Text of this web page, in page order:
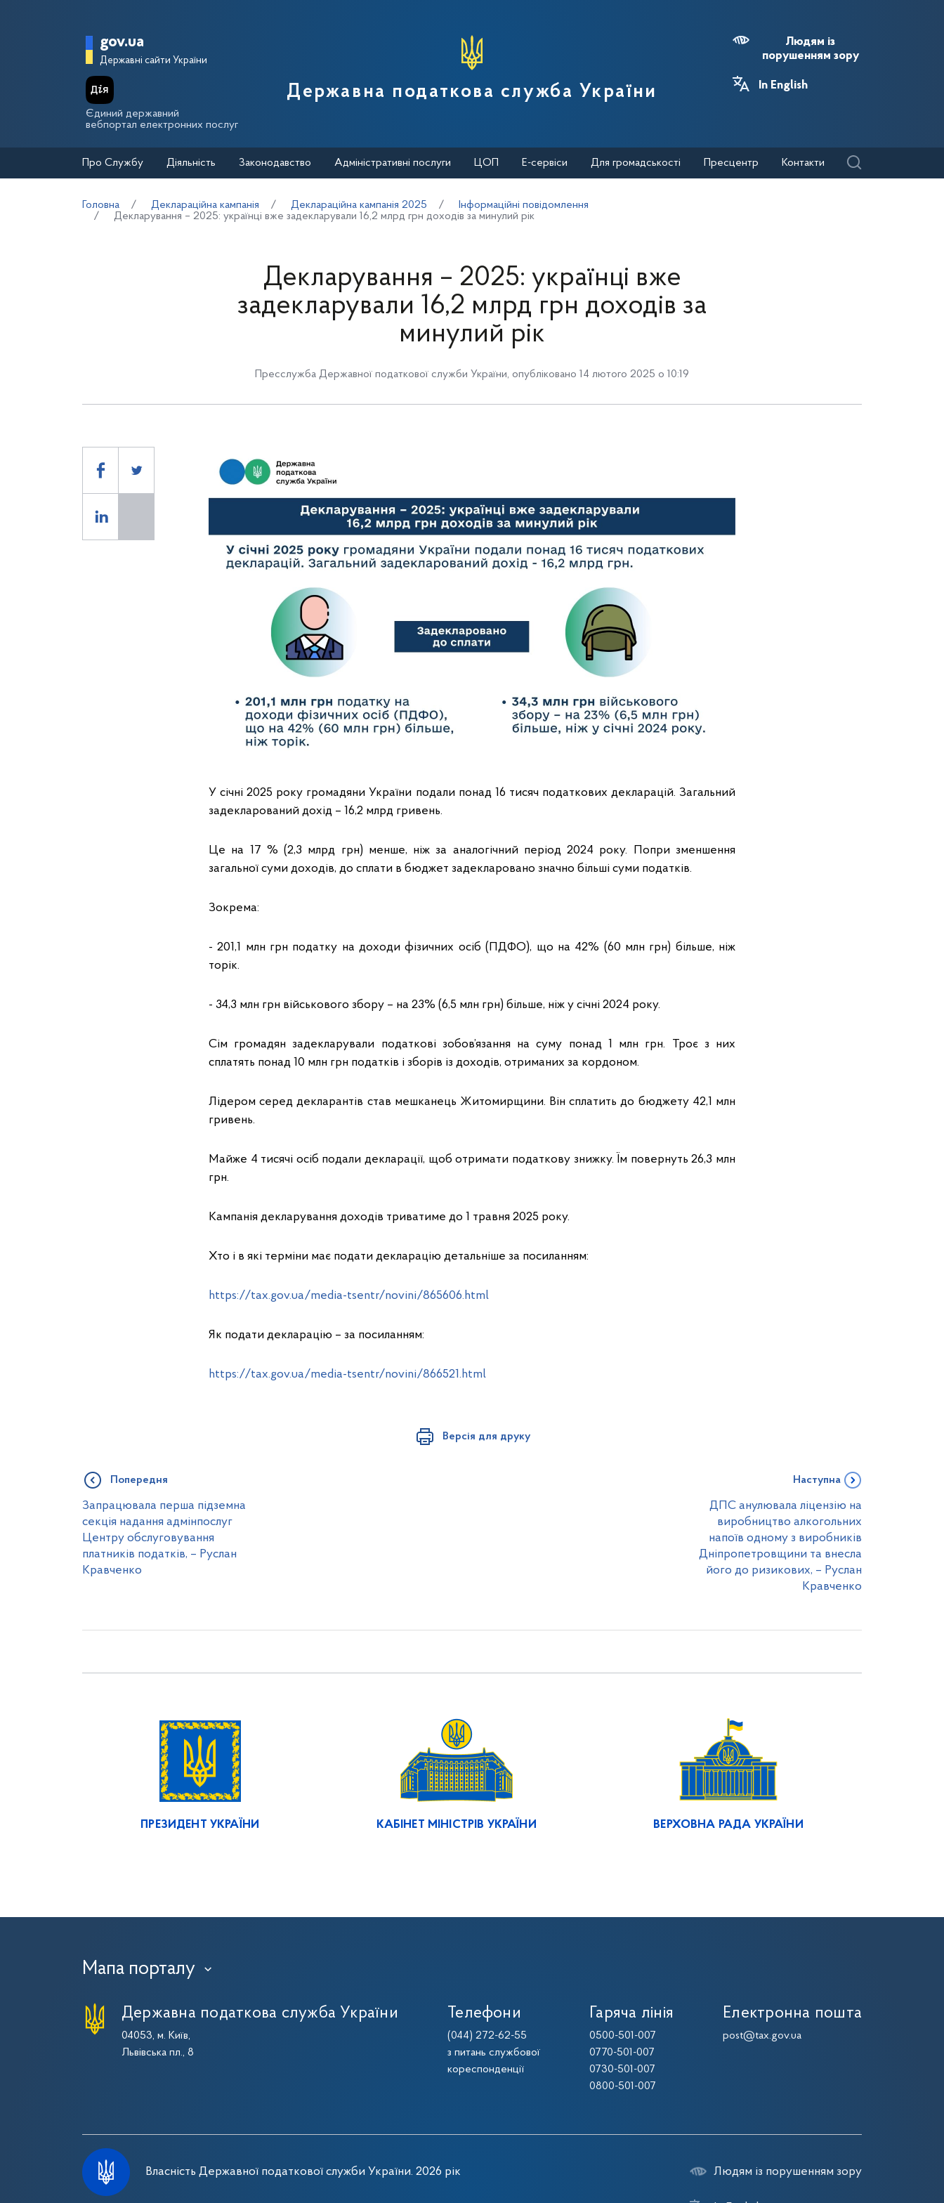
Головна сторінка Державної податкової служби України
gov.ua
Державні сайти України
Єдиний державний
вебпортал електронних послуг
Державна податкова служба України
Людям із
порушенням зору
In English
Про Службу Діяльність Законодавство Адміністративні послуги ЦОП Е-сервіси Для громадськості Пресцентр Контакти
Головна Деклараційна кампанія Деклараційна кампанія 2025
Інформаційні повідомлення
Декларування – 2025: українці вже задекларували 16,2 млрд грн доходів за минулий рік
Декларування – 2025: українці вже
задекларували 16,2 млрд грн доходів за
минулий рік
Пресслужба Державної податкової служби України, опубліковано 14 лютого 2025 о 10:19
У січні 2025 року громадяни України подали понад 16 тисяч податкових декларацій. Загальний
задекларований дохід – 16,2 млрд гривень.
Це на 17 % (2,3 млрд грн) менше, ніж за аналогічний період 2024 року. Попри зменшення
загальної суми доходів, до сплати в бюджет задекларовано значно більші суми податків.
Зокрема:
- 201,1 млн грн податку на доходи фізичних осіб (ПДФО), що на 42% (60 млн грн) більше, ніж
торік.
- 34,3 млн грн військового збору – на 23% (6,5 млн грн) більше, ніж у січні 2024 року.
Сім громадян задекларували податкові зобов’язання на суму понад 1 млн грн. Троє з них
сплатять понад 10 млн грн податків і зборів із доходів, отриманих за кордоном.
Лідером серед декларантів став мешканець Житомирщини. Він сплатить до бюджету 42,1 млн
гривень.
Майже 4 тисячі осіб подали декларації, щоб отримати податкову знижку. Їм повернуть 26,3 млн
грн.
Кампанія декларування доходів триватиме до 1 травня 2025 року.
Хто і в які терміни має подати декларацію детальніше за посиланням:
https://tax.gov.ua/media-tsentr/novini/865606.html
Як подати декларацію – за посиланням:
https://tax.gov.ua/media-tsentr/novini/866521.html
Версія для друку
Попередня
Запрацювала перша підземна
секція надання адмінпослуг
Центру обслуговування
платників податків, – Руслан
Кравченко
Наступна
ДПС анулювала ліцензію на
виробництво алкогольних
напоїв одному з виробників
Дніпропетровщини та внесла
його до ризикових, – Руслан
Кравченко
ПРЕЗИДЕНТ УКРАЇНИ КАБІНЕТ МІНІСТРІВ УКРАЇНИ ВЕРХОВНА РАДА УКРАЇНИ
Мапа порталу ›
Державна податкова служба України
04053, м. Київ,
Львівська пл., 8
Телефони
(044) 272-62-55
з питань службової
кореспонденції
Гаряча лінія
0500-501-007
0770-501-007
0730-501-007
0800-501-007
Електронна пошта
post@tax.gov.ua
Власність Державної податкової служби України. 2026 рік Людям із порушенням зору